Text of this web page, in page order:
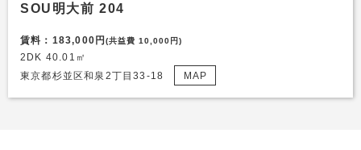
SOU明大前 204
賃料：183,000円(共益費 10,000円)
2DK 40.01㎡
東京都杉並区和泉2丁目33-18
MAP